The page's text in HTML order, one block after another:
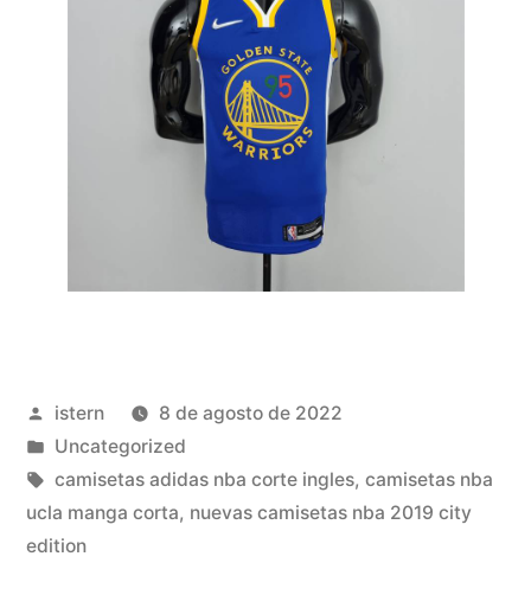
Publicado
por
istern
8 de agosto de 2022
Publicado
en
Uncategorized
Etiquetas:
camisetas adidas nba corte ingles, camisetas nba
ucla manga corta, nuevas camisetas nba 2019 city
edition